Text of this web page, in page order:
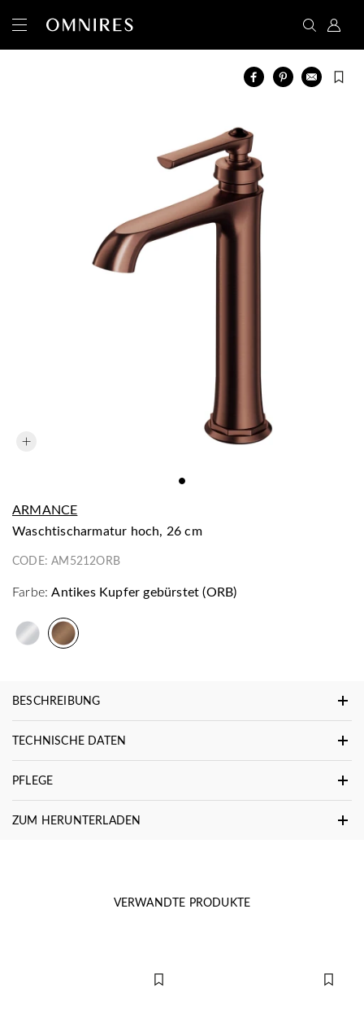
ARMANCE
Waschtischarmatur hoch, 26 cm
CODE:AM5212ORB
Farbe: Antikes Kupfer gebürstet (ORB)
BESCHREIBUNG
TECHNISCHE DATEN
PFLEGE
ZUM HERUNTERLADEN
VERWANDTE PRODUKTE